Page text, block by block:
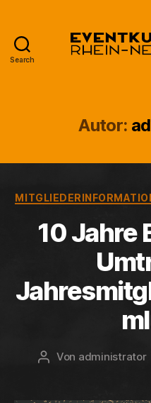
Search
Autor:
10 Jahre
Beitragsautor
Von administrator